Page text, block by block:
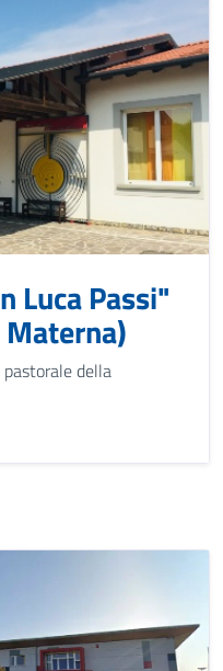
Luca Passi"
della
PASTORALE DELLA